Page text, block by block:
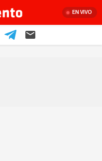
EN VIVO